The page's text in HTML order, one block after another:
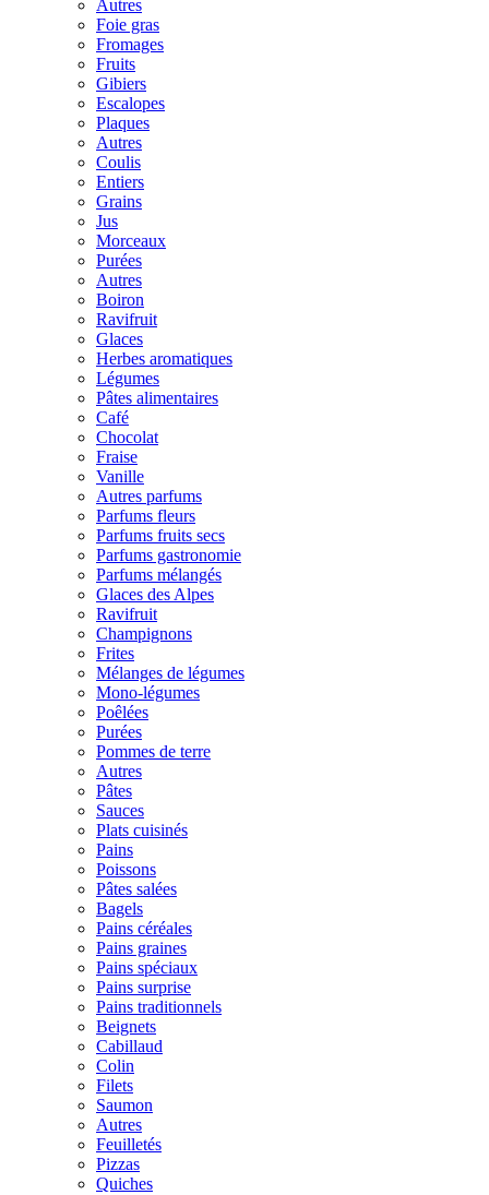
Autres
Foie gras
Fromages
Fruits
Gibiers
Escalopes
Plaques
Autres
Coulis
Entiers
Grains
Jus
Morceaux
Purées
Autres
Boiron
Ravifruit
Glaces
Herbes aromatiques
Légumes
Pâtes alimentaires
Café
Chocolat
Fraise
Vanille
Autres parfums
Parfums fleurs
Parfums fruits secs
Parfums gastronomie
Parfums mélangés
Glaces des Alpes
Ravifruit
Champignons
Frites
Mélanges de légumes
Mono-légumes
Poêlées
Purées
Pommes de terre
Autres
Pâtes
Sauces
Plats cuisinés
Pains
Poissons
Pâtes salées
Bagels
Pains céréales
Pains graines
Pains spéciaux
Pains surprise
Pains traditionnels
Beignets
Cabillaud
Colin
Filets
Saumon
Autres
Feuilletés
Pizzas
Quiches